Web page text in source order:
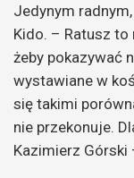
Jedynym
Kido. – Ratusz
żeby pokazywać
wystawiane w
się takimi
nie przekonuje.
Kazimierz Górski